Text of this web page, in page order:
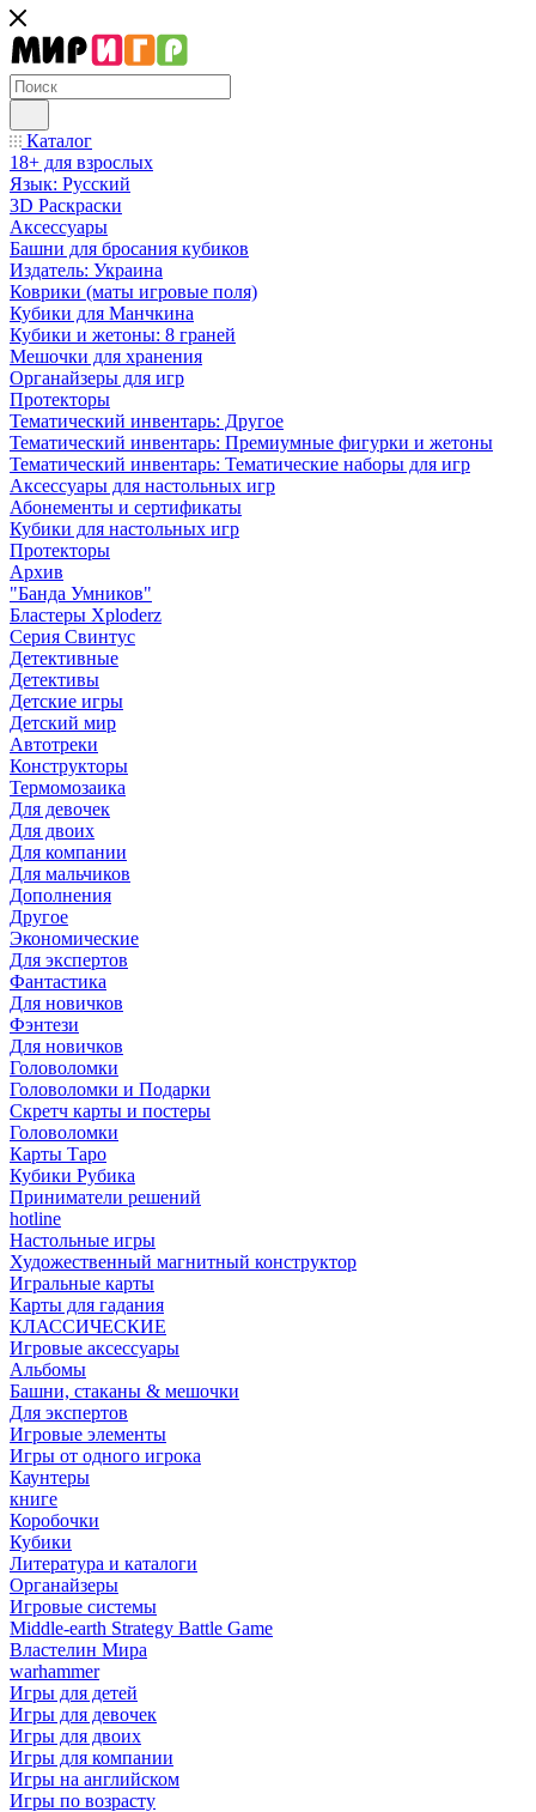
Каталог
18+ для взрослых
Язык: Русский
3D Раскраски
Аксессуары
Башни для бросания кубиков
Издатель: Украина
Коврики (маты игровые поля)
Кубики для Манчкина
Кубики и жетоны: 8 граней
Мешочки для хранения
Органайзеры для игр
Протекторы
Тематический инвентарь: Другое
Тематический инвентарь: Премиумные фигурки и жетоны
Тематический инвентарь: Тематические наборы для игр
Аксессуары для настольных игр
Абонементы и сертификаты
Кубики для настольных игр
Протекторы
Архив
"Банда Умников"
Бластеры Xploderz
Cерия Свинтус
Детективные
Детективы
Детские игры
Детский мир
Автотреки
Конструкторы
Термомозаика
Для девочек
Для двоих
Для компании
Для мальчиков
Дополнения
Другое
Экономические
Для экспертов
Фантастика
Для новичков
Фэнтези
Для новичков
Головоломки
Головоломки и Подарки
Cкретч карты и постеры
Головоломки
Карты Таро
Кубики Рубика
Приниматели решений
hotline
Настольные игры
Художественный магнитный конструктор
Игральные карты
Карты для гадания
КЛАССИЧЕСКИЕ
Игровые аксессуары
Альбомы
Башни, стаканы & мешочки
Для экспертов
Игровые элементы
Игры от одного игрока
Каунтеры
книге
Коробочки
Кубики
Литература и каталоги
Органайзеры
Игровые системы
Middle-earth Strategy Battle Game
Властелин Мира
warhammer
Игры для детей
Игры для девочек
Игры для двоих
Игры для компании
Игры на английском
Игры по возрасту